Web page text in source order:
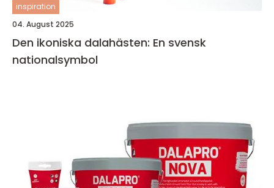
inspiration
04. August 2025
Den ikoniska dalahästen: En svensk
nationalsymbol